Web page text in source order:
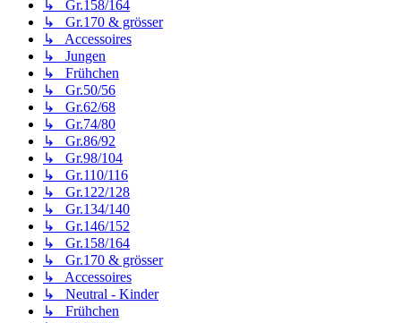
↳ Gr.158/164
↳ Gr.170 & grösser
↳ Accessoires
↳ Jungen
↳ Frühchen
↳ Gr.50/56
↳ Gr.62/68
↳ Gr.74/80
↳ Gr.86/92
↳ Gr.98/104
↳ Gr.110/116
↳ Gr.122/128
↳ Gr.134/140
↳ Gr.146/152
↳ Gr.158/164
↳ Gr.170 & grösser
↳ Accessoires
↳ Neutral - Kinder
↳ Frühchen